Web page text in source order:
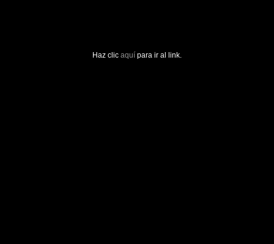
Haz clic aquí para ir al link.